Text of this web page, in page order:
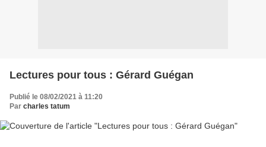
Lectures pour tous : Gérard Guégan
Publié le 08/02/2021 à 11:20
Par charles tatum